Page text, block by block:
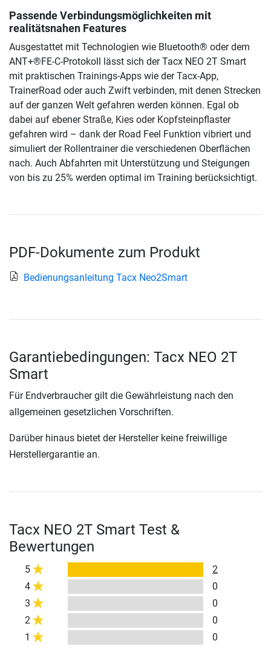
Passende Verbindungsmöglichkeiten mit
realitätsnahen Features
Ausgestattet mit Technologien wie Bluetooth® oder dem
ANT+®FE-C-Protokoll lässt sich der Tacx NEO 2T Smart
mit praktischen Trainings-Apps wie der Tacx-App,
TrainerRoad oder auch Zwift verbinden, mit denen Strecken
auf der ganzen Welt gefahren werden können. Egal ob
dabei auf ebener Straße, Kies oder Kopfsteinpflaster
gefahren wird – dank der Road Feel Funktion vibriert und
simuliert der Rollentrainer die verschiedenen Oberflächen
nach. Auch Abfahrten mit Unterstützung und Steigungen
von bis zu 25% werden optimal im Training berücksichtigt.
PDF-Dokumente zum Produkt
Bedienungsanleitung Tacx Neo2Smart
Garantiebedingungen: Tacx NEO 2T
Smart
Für Endverbraucher gilt die Gewährleistung nach den
allgemeinen gesetzlichen Vorschriften.
Darüber hinaus bietet der Hersteller keine freiwillige
Herstellergarantie an.
Tacx NEO 2T Smart Test &
Bewertungen
5
2
4
0
3
0
2
0
1
0